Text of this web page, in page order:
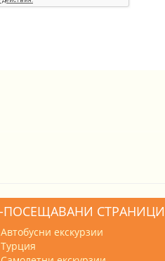
ПОСЕЩАВАНИ СТРАНИЦИ
Автобусни екскурзии
Турция